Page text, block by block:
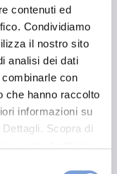
contenuti ed
Condividiamo
il nostro sito
analisi dei dati
con
che hanno raccolto
informazioni su
Scopra di
Valore